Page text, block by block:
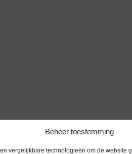
Beheer toestemming
vergelijkbare technologieën om de website